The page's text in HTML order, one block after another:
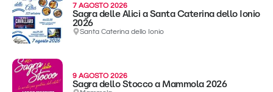
7 AGOSTO 2026
Sagra delle Alici a Santa Caterina dello Ionio
2026
Santa Caterina dello Ionio
9 AGOSTO 2026
Sagra dello Stocco a Mammola 2026